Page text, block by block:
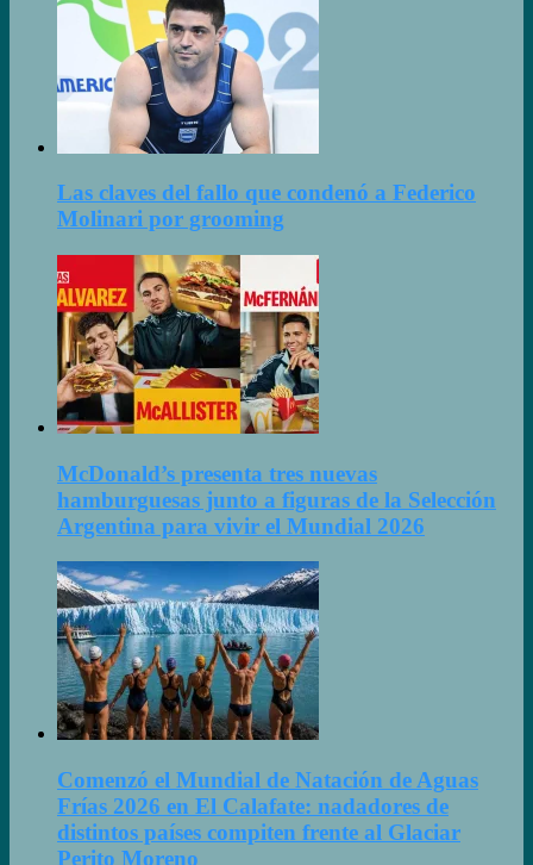
Las claves del fallo que condenó a Federico
Molinari por grooming
McDonald’s presenta tres nuevas
hamburguesas junto a figuras de la Selección
Argentina para vivir el Mundial 2026
Comenzó el Mundial de Natación de Aguas
Frías 2026 en El Calafate: nadadores de
distintos países compiten frente al Glaciar
Perito Moreno